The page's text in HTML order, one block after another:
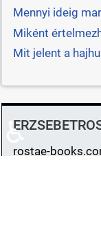
Mennyi ideig
Miként
Mit jelent a
rostae-